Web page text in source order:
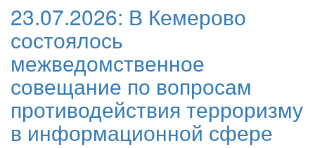
23.07.2026: В Кемерово
состоялось
межведомственное
совещание по вопросам
противодействия терроризму
в информационной сфере